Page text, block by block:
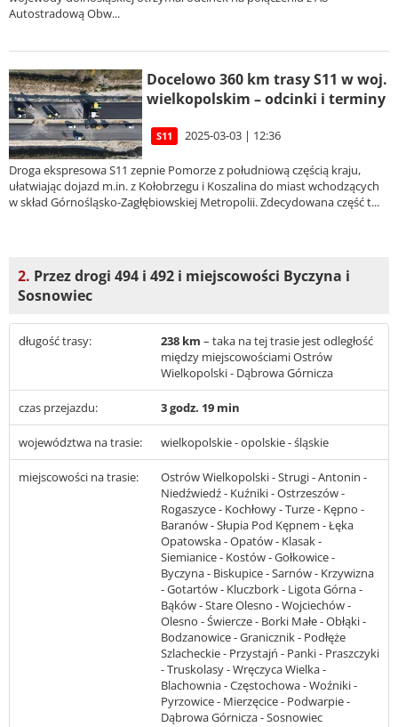
Autostradową Obw...
Docelowo 360 km trasy S11 w woj.
wielkopolskim – odcinki i terminy
S11 2025-03-03 | 12:36
Droga ekspresowa S11 zepnie Pomorze z południową częścią kraju,
ułatwiając dojazd m.in. z Kołobrzegu i Koszalina do miast wchodzących
w skład Górnośląsko-Zagłębiowskiej Metropolii. Zdecydowana część t...
2. Przez drogi 494 i 492 i miejscowości Byczyna i
Sosnowiec
długość trasy: 238 km – taka na tej trasie jest odległość
między miejscowościami Ostrów
Wielkopolski - Dąbrowa Górnicza
czas przejazdu: 3 godz. 19 min
województwa na trasie: wielkopolskie - opolskie - śląskie
miejscowości na trasie:
Ostrów Wielkopolski - Strugi - Antonin -
Niedźwiedź - Kuźniki - Ostrzeszów -
Rogaszyce - Kochłowy - Turze - Kępno -
Baranów - Słupia Pod Kępnem - Łęka
Opatowska - Opatów - Klasak -
Siemianice - Kostów - Gołkowice -
Byczyna - Biskupice - Sarnów - Krzywizna
- Gotartów - Kluczbork - Ligota Górna -
Bąków - Stare Olesno - Wojciechów -
Olesno - Świercze - Borki Małe - Obłąki -
Bodzanowice - Granicznik - Podłęże
Szlacheckie - Przystajń - Panki - Praszczyki
- Truskolasy - Wręczyca Wielka -
Blachownia - Częstochowa - Woźniki -
Pyrzowice - Mierzęcice - Podwarpie -
Dąbrowa Górnicza - Sosnowiec